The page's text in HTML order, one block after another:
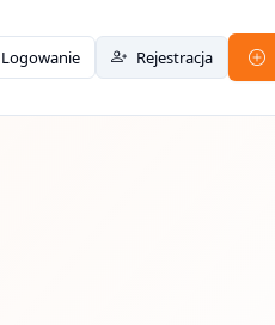
Logowanie Rejestracja